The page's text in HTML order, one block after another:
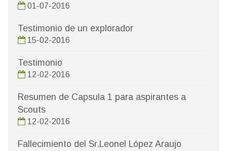
01-07-2016
Testimonio de un explorador
15-02-2016
Testimonio
12-02-2016
Resumen de Capsula 1 para aspirantes a
Scouts
12-02-2016
Fallecimiento del Sr.Leonel López Araujo